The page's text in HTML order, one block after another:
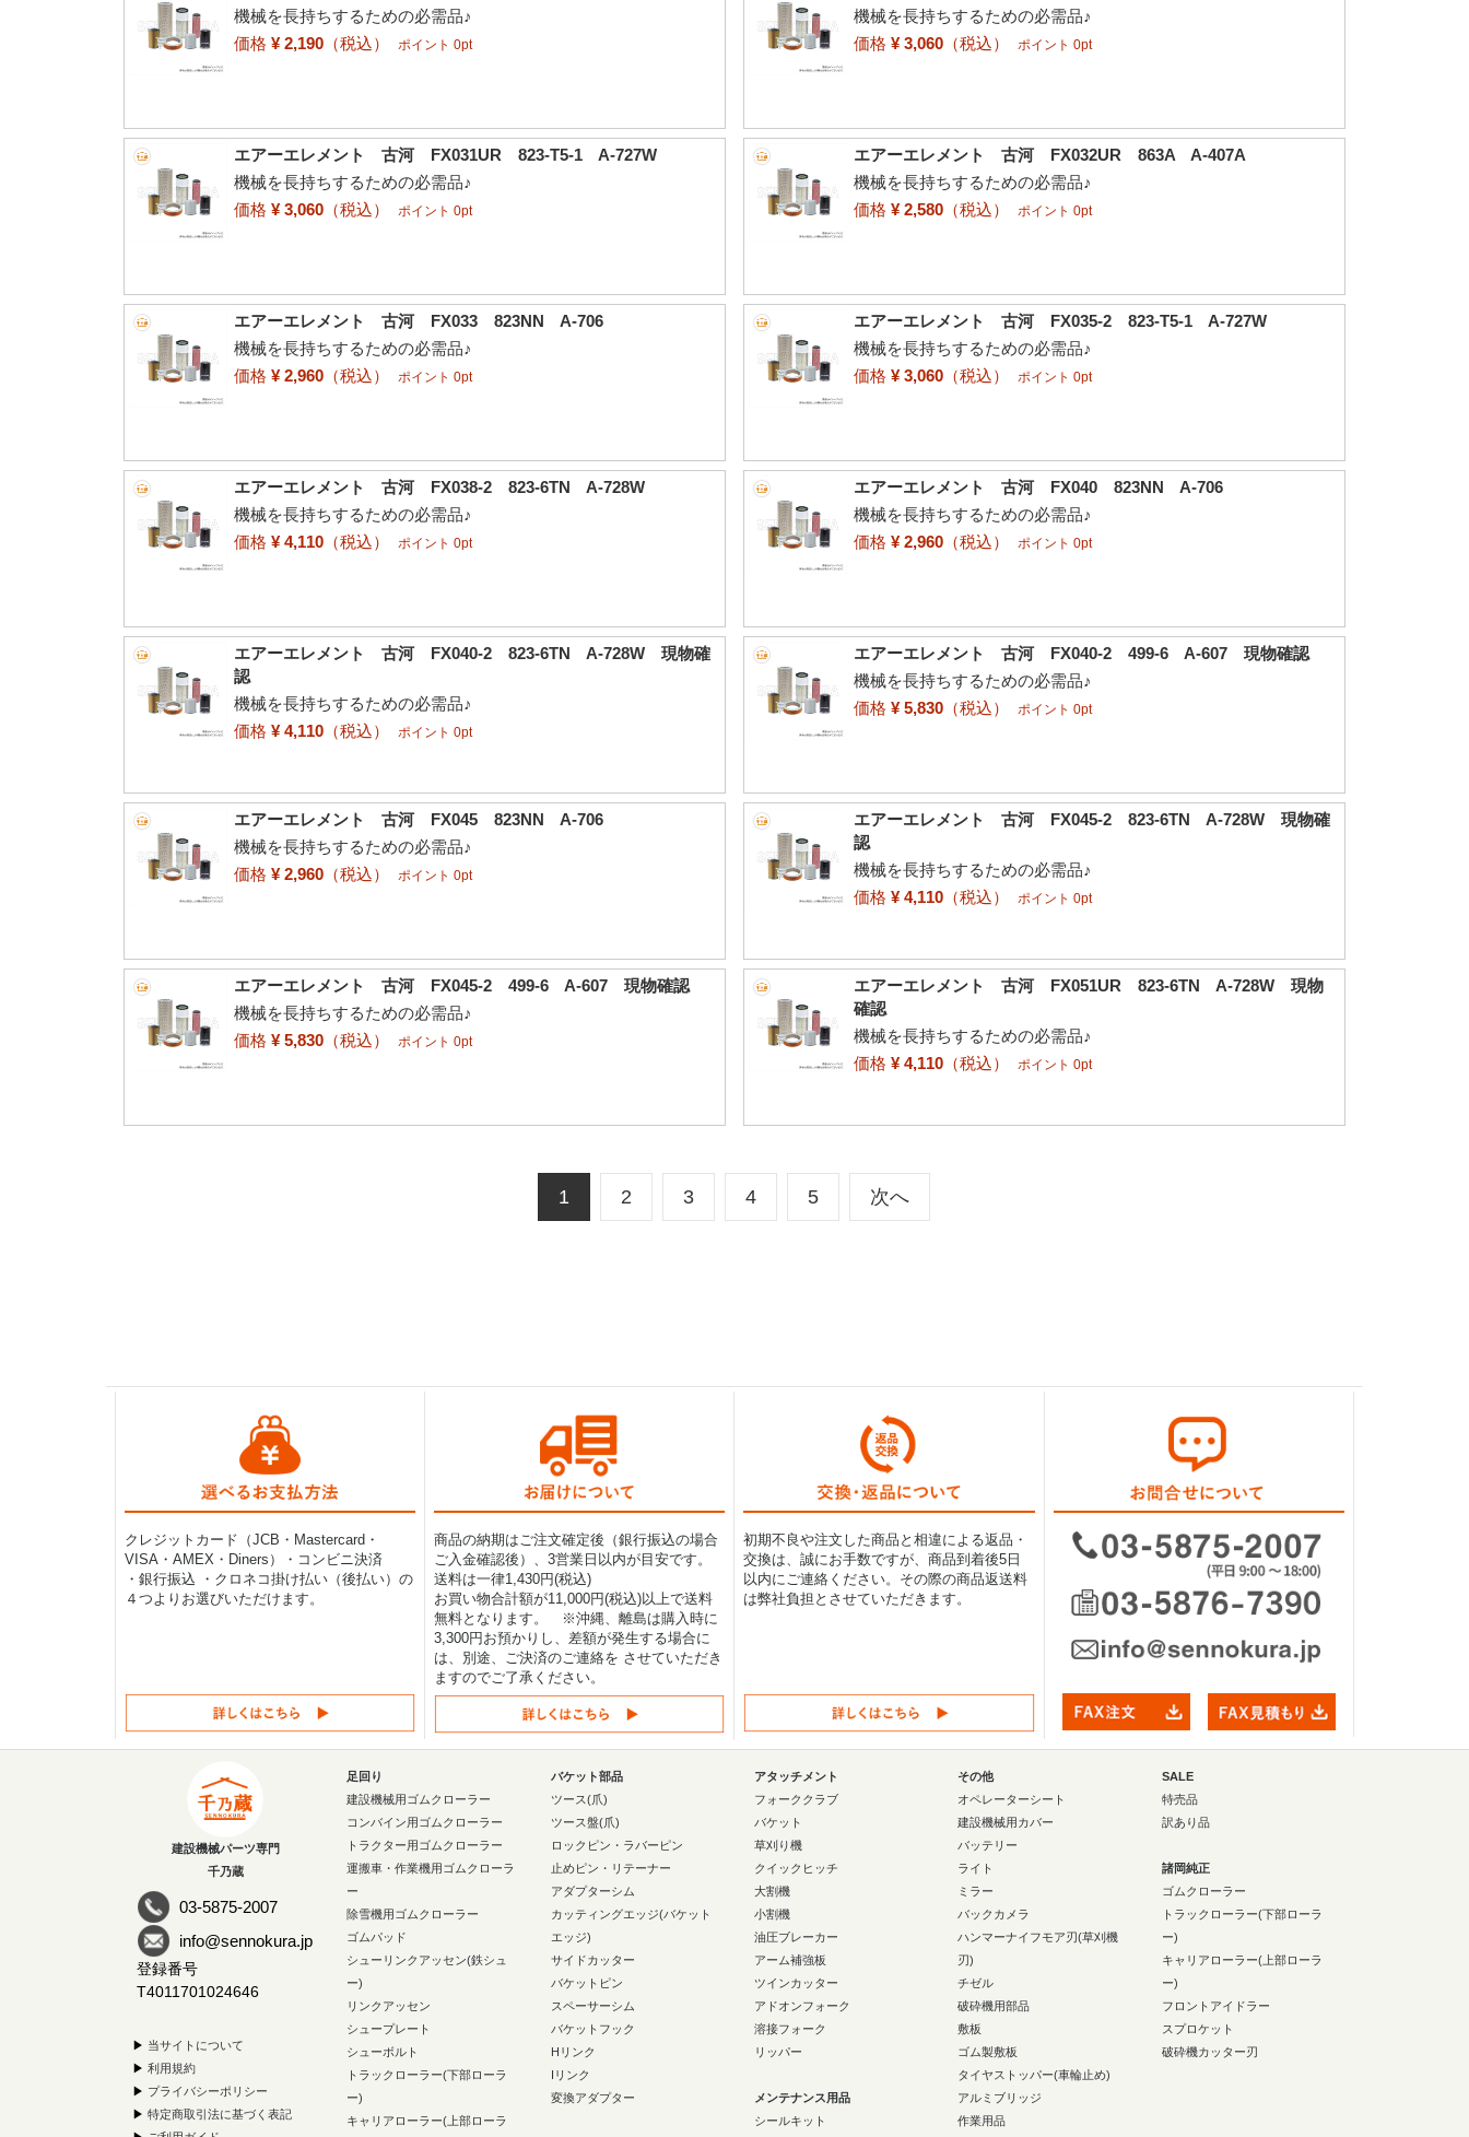
機械を長持ちするための必需品♪
価格 ¥ 2,190 （税込） ポイント 0pt
機械を長持ちするための必需品♪
価格 ¥ 3,060 （税込） ポイント 0pt
エアーエレメント 古河 FX031UR 823-T5-1 A-727W
機械を長持ちするための必需品♪
価格 ¥ 3,060 （税込） ポイント 0pt
エアーエレメント 古河 FX032UR 863A A-407A
機械を長持ちするための必需品♪
価格 ¥ 2,580 （税込） ポイント 0pt
エアーエレメント 古河 FX033 823NN A-706
機械を長持ちするための必需品♪
価格 ¥ 2,960 （税込） ポイント 0pt
エアーエレメント 古河 FX035-2 823-T5-1 A-727W
機械を長持ちするための必需品♪
価格 ¥ 3,060 （税込） ポイント 0pt
エアーエレメント 古河 FX038-2 823-6TN A-728W
機械を長持ちするための必需品♪
価格 ¥ 4,110 （税込） ポイント 0pt
エアーエレメント 古河 FX040 823NN A-706
機械を長持ちするための必需品♪
価格 ¥ 2,960 （税込） ポイント 0pt
エアーエレメント 古河 FX040-2 823-6TN A-728W 現物確
認
機械を長持ちするための必需品♪
価格 ¥ 4,110 （税込） ポイント 0pt
エアーエレメント 古河 FX040-2 499-6 A-607 現物確認
機械を長持ちするための必需品♪
価格 ¥ 5,830 （税込） ポイント 0pt
エアーエレメント 古河 FX045 823NN A-706
機械を長持ちするための必需品♪
価格 ¥ 2,960 （税込） ポイント 0pt
エアーエレメント 古河 FX045-2 823-6TN A-728W 現物確
認
機械を長持ちするための必需品♪
価格 ¥ 4,110 （税込） ポイント 0pt
エアーエレメント 古河 FX045-2 499-6 A-607 現物確認
機械を長持ちするための必需品♪
価格 ¥ 5,830 （税込） ポイント 0pt
エアーエレメント 古河 FX051UR 823-6TN A-728W 現物
確認
機械を長持ちするための必需品♪
価格 ¥ 4,110 （税込） ポイント 0pt
1 2 3 4 5 次へ
クレジットカード（JCB・Mastercard・
VISA・AMEX・Diners）・コンビニ決済
・銀行振込 ・クロネコ掛け払い（後払い）の
４つよりお選びいただけます。
商品の納期はご注文確定後（銀行振込の場合
ご入金確認後）、3営業日以内が目安です。
送料は一律1,430円(税込)
お買い物合計額が11,000円(税込)以上で送料
無料となります。 ※沖縄、離島は購入時に
3,300円お預かりし、差額が発生する場合に
は、別途、ご決済のご連絡を させていただき
ますのでご了承ください。
初期不良や注文した商品と相違による返品・
交換は、誠にお手数ですが、商品到着後5日
以内にご連絡ください。その際の商品返送料
は弊社負担とさせていただきます。
建設機械パーツ専門
千乃蔵
03-5875-2007
info@sennokura.jp
登録番号
T4011701024646
▶ 当サイトについて
▶ 利用規約
▶ プライバシーポリシー
▶ 特定商取引法に基づく表記
足回り
建設機械用ゴムクローラー
コンバイン用ゴムクローラー
トラクター用ゴムクローラー
運搬車・作業機用ゴムクローラ
ー
除雪機用ゴムクローラー
ゴムパッド
シューリンクアッセン(鉄シュ
ー)
リンクアッセン
シュープレート
シューボルト
トラックローラー(下部ローラ
ー)
キャリアローラー(上部ローラ
バケット部品
ツース(爪)
ツース盤(爪)
ロックピン・ラバーピン
止めピン・リテーナー
アダプターシム
カッティングエッジ(バケット
エッジ)
サイドカッター
バケットピン
スペーサーシム
バケットフック
Hリンク
Iリンク
変換アダプター
アタッチメント
フォーククラブ
バケット
草刈り機
クイックヒッチ
大割機
小割機
油圧ブレーカー
アーム補強板
ツインカッター
アドオンフォーク
溶接フォーク
リッパー
メンテナンス用品
シールキット
その他
オペレーターシート
建設機械用カバー
バッテリー
ライト
ミラー
バックカメラ
ハンマーナイフモア刃(草刈機
刃)
チゼル
破砕機用部品
敷板
ゴム製敷板
タイヤストッパー(車輪止め)
アルミブリッジ
作業用品
SALE
特売品
訳あり品
諸岡純正
ゴムクローラー
トラックローラー(下部ローラ
ー)
キャリアローラー(上部ローラ
ー)
フロントアイドラー
スプロケット
破砕機カッター刃